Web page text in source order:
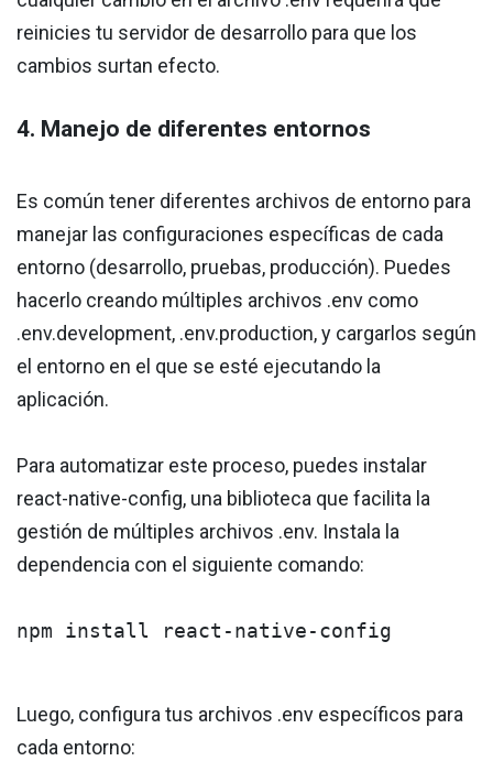
reinicies tu servidor de desarrollo para que los
cambios surtan efecto.
4. Manejo de diferentes entornos
Es común tener diferentes archivos de entorno para
manejar las configuraciones específicas de cada
entorno (desarrollo, pruebas, producción). Puedes
hacerlo creando múltiples archivos .env como
.env.development, .env.production, y cargarlos según
el entorno en el que se esté ejecutando la
aplicación.
Para automatizar este proceso, puedes instalar
react-native-config, una biblioteca que facilita la
gestión de múltiples archivos .env. Instala la
dependencia con el siguiente comando:
npm install react-native-config
Luego, configura tus archivos .env específicos para
cada entorno: